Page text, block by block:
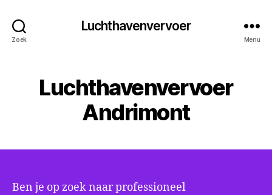
Zoek
Luchthavenvervoer
Menu
Luchthavenvervoer
Andrimont
Ben je op zoek naar professioneel